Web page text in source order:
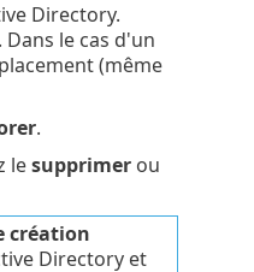
Directory.
le cas d'un
(même
.
lesupprimerou
création
Directory et